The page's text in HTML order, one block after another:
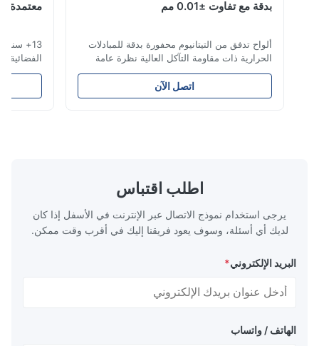
I think the blades they made are very precise. The
is excellent and the product has no burrs. The service is
بدقة مع تفاوت ±0.01 مم
ألواح تدفق من التيتانيوم محفورة بدقة للمبادلات
الحرارية ذات مقاومة التآكل العالية نظرة عامة
على لوحة التدفقتتخصص شركة Xinhaisen
Technology في تصنيع ألواح التدفق عالية الدقة
المحفورة كيميائيًا لحقن البلاستيك، والصب
اتصل الآن
معتمدة من
13+ سنوات
حلول دورة
للتطبيقات
اطلب اقتباس
يرجى استخدام نموذج الاتصال عبر الإنترنت في الأسفل إذا كان
لديك أي أسئلة، وسوف يعود فريقنا إليك في أقرب وقت ممكن.
البريد الإلكتروني*
الهاتف / واتساب